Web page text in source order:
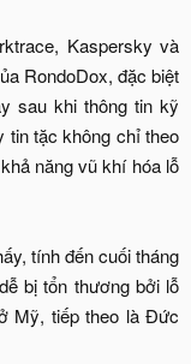
Kaspersky và
RondoDox, đặc biệt
sau khi thông tin kỹ
tin tặc không chỉ theo
năng vũ khí hóa lỗ
tính đến cuối tháng
bị tổn thương bởi lỗ
Mỹ, tiếp theo là Đức